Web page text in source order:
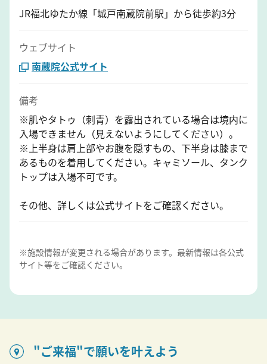
JR福北ゆたか線「城戸南蔵院前駅」から徒歩約3分
ウェブサイト
南蔵院公式サイト
備考
※肌やタトゥ（刺青）を露出されている場合は境内に
入場できません（見えないようにしてください）。
※上半身は肩上部やお腹を隠すもの、下半身は膝まで
あるものを着用してください。キャミソール、タンク
トップは入場不可です。
その他、詳しくは公式サイトをご確認ください。
※施設情報が変更される場合があります。最新情報は各公式
サイト等をご確認ください。
"ご来福"で願いを叶えよう